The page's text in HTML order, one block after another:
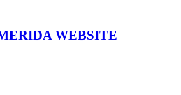
WEBSITE